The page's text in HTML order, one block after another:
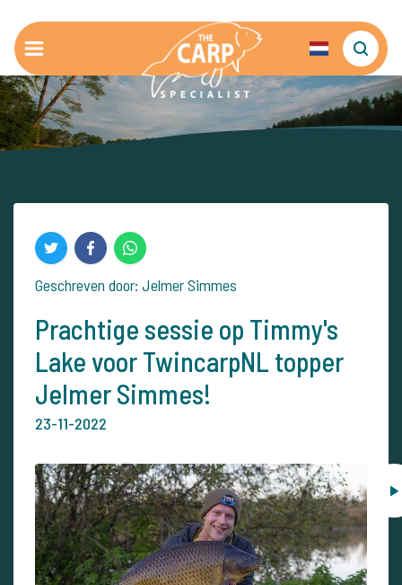
Geschreven door: Jelmer Simmes
Prachtige sessie op Timmy's
Lake voor TwincarpNL topper
Jelmer Simmes!
23-11-2022